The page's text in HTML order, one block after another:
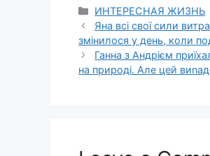
Categories
ИНТЕРЕСНАЯ ЖИЗНЬ
Яна всі свої сили
змінилося у день, коли
Ганна з Андрієм
на природі. Але цей